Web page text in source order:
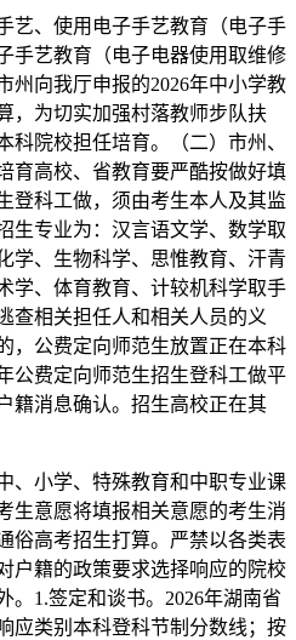
、使用电子手艺教育（电子手
手艺教育（电子电器使用取维修
州向我厅申报的2026年中小学教
，为切实加强村落教师步队扶
科院校担任培育。（二）市州、
育高校、省教育要严酷按做好填
登科工做，须由考生本人及其监
生专业为：汉言语文学、数学取
学、生物科学、思惟教育、汗青
学、体育教育、计较机科学取手
查相关担任人和相关人员的义
，公费定向师范生放置正在本科
公费定向师范生招生登科工做平
籍消息确认。招生高校正在其
小学、特殊教育和中职专业课
生意愿将填报相关意愿的考生消
俗高考招生打算。严禁以各类表
户籍的政策要求选择响应的院校
。1.签定和谈书。2026年湖南省
应类别本科登科节制分数线；按